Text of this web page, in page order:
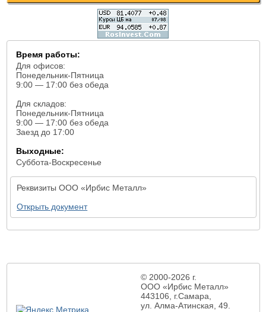
Время работы:
Для офисов:
Понедельник-Пятница
9:00 — 17:00 без обеда
Для складов:
Понедельник-Пятница
9:00 — 17:00 без обеда
Заезд до 17:00
Выходные:
Суббота-Воскресенье
Реквизиты ООО «Ирбис Металл»
Открыть документ
© 2000-2026 г.
ООО «Ирбис Металл»
443106, г.Самара,
ул. Алма-Атинская, 49.